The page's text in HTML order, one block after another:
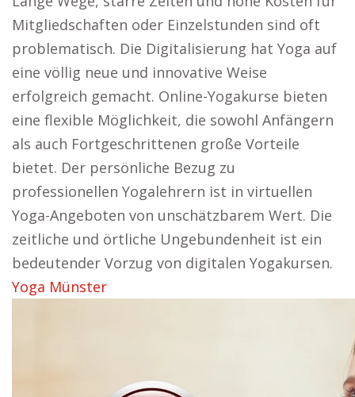
Mitgliedschaften oder Einzelstunden sind oft
problematisch. Die Digitalisierung hat Yoga auf
eine völlig neue und innovative Weise
erfolgreich gemacht. Online-Yogakurse bieten
eine flexible Möglichkeit, die sowohl Anfängern
als auch Fortgeschrittenen große Vorteile
bietet. Der persönliche Bezug zu
professionellen Yogalehrern ist in virtuellen
Yoga-Angeboten von unschätzbarem Wert. Die
zeitliche und örtliche Ungebundenheit ist ein
bedeutender Vorzug von digitalen Yogakursen.
Yoga Münster